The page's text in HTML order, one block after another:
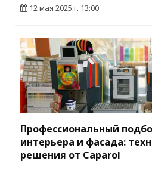
12 мая 2025 г. 13:00
Профессиональный
интерьера и фасада:
решения от Caparol